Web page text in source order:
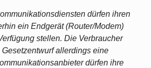
dürfen ihren
ein Endgerät (Router/Modem)
stellen. Die Verbraucher
allerdings eine
dürfen ihre